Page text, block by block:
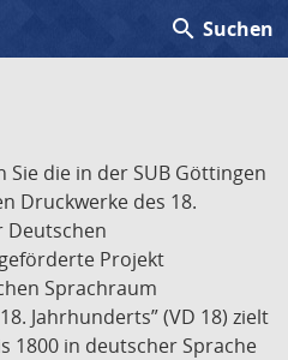
search Suchen
die in der SUB Göttingen
Druckwerke des 18.
Deutschen
Projekt
Sprachraum
Jahrhunderts” (VD 18) zielt
1800 in deutscher Sprache